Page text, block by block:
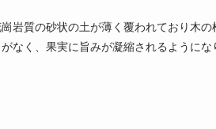
岩質の砂状の土が薄く覆われており木の
なく、果実に旨みが凝縮されるようにな